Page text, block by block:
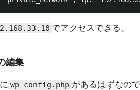
でアクセスできる。
編集
wp-config.php があるはずなの